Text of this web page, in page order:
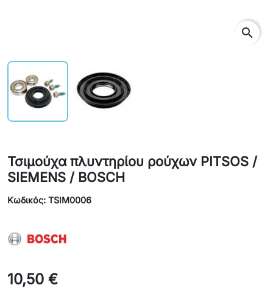
search
Τσιμούχα πλυντηρίου ρούχων PITSOS /
SIEMENS / BOSCH
Κωδικός: TSIM0006
10,50 €